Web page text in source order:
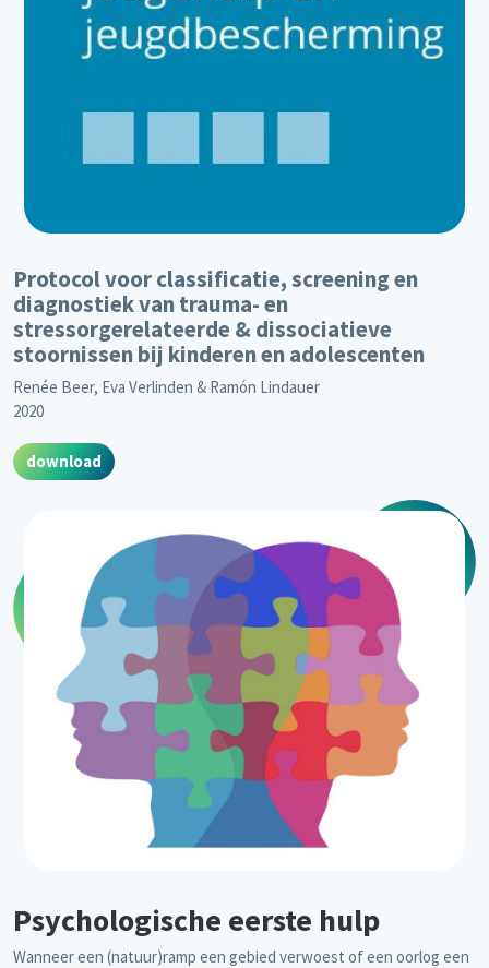
Protocol voor classificatie, screening en
diagnostiek van trauma- en
stressorgerelateerde & dissociatieve
stoornissen bij kinderen en adolescenten
Renée Beer, Eva Verlinden & Ramón Lindauer
2020
download
Psychologische eerste hulp
Wanneer een (natuur)ramp een gebied verwoest of een oorlog een